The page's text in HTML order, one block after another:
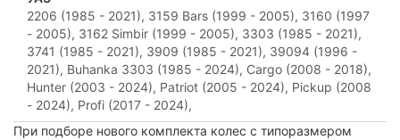
2206 (1985 - 2021), 3159 Bars (1999 - 2005), 3160 (1997
- 2005), 3162 Simbir (1999 - 2005), 3303 (1985 - 2021),
3741 (1985 - 2021), 3909 (1985 - 2021), 39094 (1996 -
2021), Buhanka 3303 (1985 - 2024), Cargo (2008 - 2018),
Hunter (2003 - 2024), Patriot (2005 - 2024), Pickup (2008
- 2024), Profi (2017 - 2024),
При подборе нового комплекта колес с типоразмером